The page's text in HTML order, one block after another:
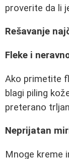
proverite da li
Rešavanje
Fleke i
Ako primetite
blagi piling
preterano
Neprijatan
Mnoge kreme